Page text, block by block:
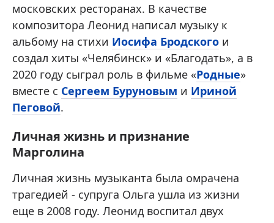
московских ресторанах. В качестве
композитора Леонид написал музыку к
альбому на стихи Иосифа Бродского и
создал хиты «Челябинск» и «Благодать», а в
2020 году сыграл роль в фильме «Родные»
вместе с Сергеем Буруновым и Ириной
Пеговой.
Личная жизнь и признание
Марголина
Личная жизнь музыканта была омрачена
трагедией - супруга Ольга ушла из жизни
еще в 2008 году. Леонид воспитал двух